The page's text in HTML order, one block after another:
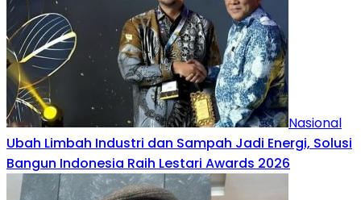
Nasional
Ubah Limbah Industri dan Sampah Jadi Energi, Solusi
Bangun Indonesia Raih Lestari Awards 2026